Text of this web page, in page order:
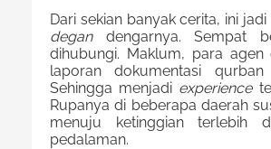
Dari sekian banyak cerita, ini
degandengarnya. Sempat
dihubungi. Maklum, para
laporan dokumentasi
Sehingga menjadi experience
Rupanya di beberapa daerah
menuju ketinggian terlebih
pedalaman.